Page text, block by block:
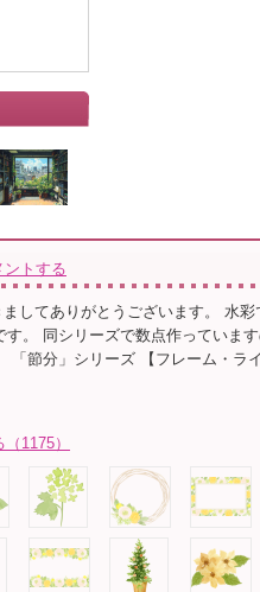
ントする
してありがとうございます。 水
す。 同シリーズで数点作っていま
「節分」シリーズ 【フレーム・ラ
1175）